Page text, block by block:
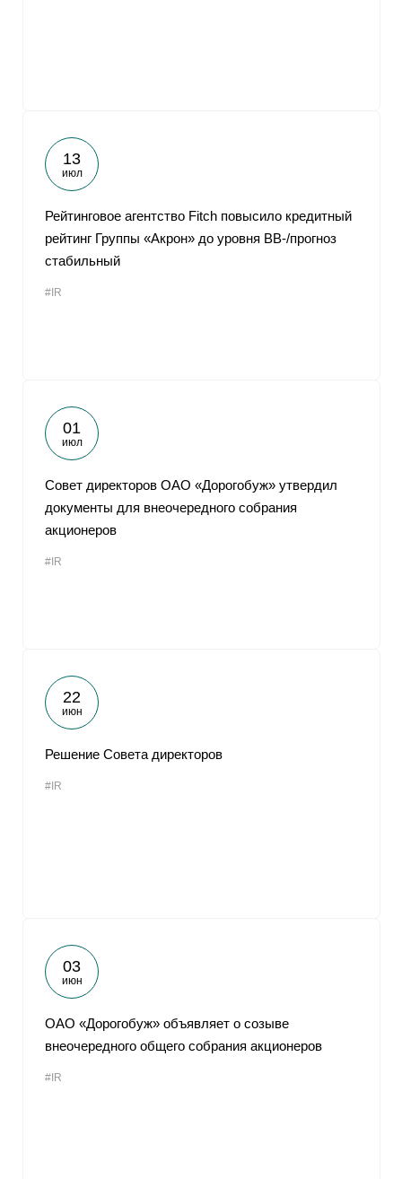
13
июл
Рейтинговое агентство Fitch повысило кредитный
рейтинг Группы «Акрон» до уровня BB-/прогноз
стабильный
#IR
01
июл
Совет директоров ОАО «Дорогобуж» утвердил
документы для внеочередного собрания
акционеров
#IR
22
июн
Решение Совета директоров
#IR
03
июн
ОАО «Дорогобуж» объявляет о созыве
внеочередного общего собрания акционеров
#IR